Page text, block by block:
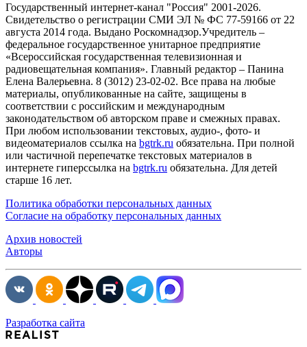
Государственный интернет-канал "Россия" 2001-2026.
Cвидетельство о регистрации СМИ ЭЛ № ФС 77-59166 от 22
августа 2014 года. Выдано Роскомнадзор.Учредитель –
федеральное государственное унитарное предприятие
«Всероссийская государственная телевизионная и
радиовещательная компания». Главный редактор – Панина
Елена Валерьевна. 8 (3012) 23-02-02. Все права на любые
материалы, опубликованные на сайте, защищены в
соответствии с российским и международным
законодательством об авторском праве и смежных правах.
При любом использовании текстовых, аудио-, фото- и
видеоматериалов ссылка на bgtrk.ru обязательна. При полной
или частичной перепечатке текстовых материалов в
интернете гиперссылка на bgtrk.ru обязательна. Для детей
старше 16 лет.
Политика обработки персональных данных
Согласие на обработку персональных данных
Архив новостей
Авторы
Разработка сайта